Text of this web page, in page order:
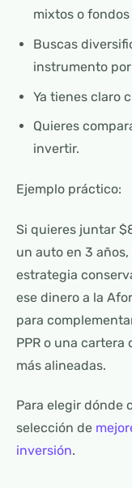
mixtos o
Buscas
instrumento
Ya tienes claro
Quieres
invertir.
Ejemplo práctico:
Si quieres juntar
un auto en 3
estrategia
ese dinero a la
para
PPR o una
más alineadas.
Para elegir dónde
selección de
inversión.